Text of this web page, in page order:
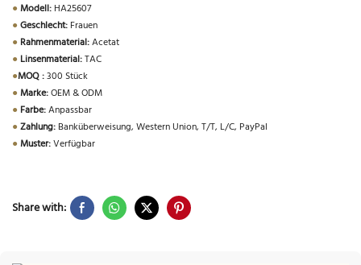
●Modell: HA25607
●Geschlecht: Frauen
● Rahmenmaterial:Acetat
● Linsenmaterial:TAC
●MOQ :300 Stück
●Marke:OEM & ODM
● Farbe:Anpassbar
●Zahlung: Banküberweisung, Western Union, T/T, L/C, PayPal
●Muster:Verfügbar
Share with: